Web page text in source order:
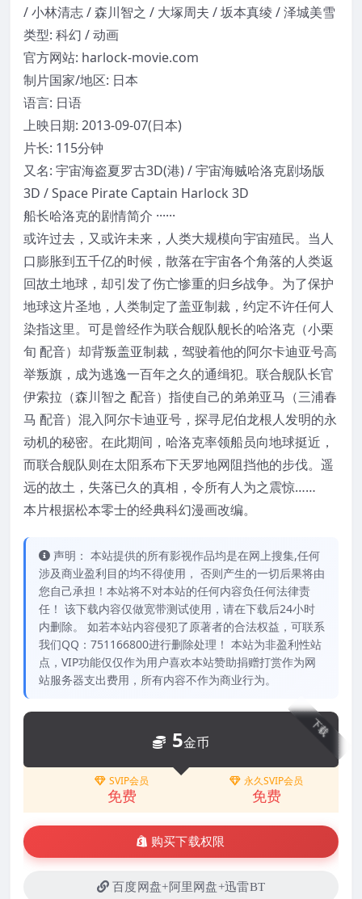
/ 小林清志 / 森川智之 / 大塚周夫 / 坂本真绫 / 泽城美雪
类型: 科幻 / 动画
官方网站: harlock-movie.com
制片国家/地区: 日本
语言: 日语
上映日期: 2013-09-07(日本)
片长: 115分钟
又名: 宇宙海盗夏罗古3D(港) / 宇宙海贼哈洛克剧场版
3D / Space Pirate Captain Harlock 3D
船长哈洛克的剧情简介 ······
或许过去，又或许未来，人类大规模向宇宙殖民。当人
口膨胀到五千亿的时候，散落在宇宙各个角落的人类返
回故土地球，却引发了伤亡惨重的归乡战争。为了保护
地球这片圣地，人类制定了盖亚制裁，约定不许任何人
染指这里。可是曾经作为联合舰队舰长的哈洛克（小栗
旬 配音）却背叛盖亚制裁，驾驶着他的阿尔卡迪亚号高
举叛旗，成为逃逸一百年之久的通缉犯。联合舰队长官
伊索拉（森川智之 配音）指使自己的弟弟亚马（三浦春
马 配音）混入阿尔卡迪亚号，探寻尼伯龙根人发明的永
动机的秘密。在此期间，哈洛克率领船员向地球挺近，
而联合舰队则在太阳系布下天罗地网阻挡他的步伐。遥
远的故土，失落已久的真相，令所有人为之震惊……
本片根据松本零士的经典科幻漫画改编。
声明： 本站提供的所有影视作品均是在网上搜集,任何
涉及商业盈利目的均不得使用， 否则产生的一切后果将由
您自己承担！本站将不对本站的任何内容负任何法律责
任！ 该下载内容仅做宽带测试使用，请在下载后24小时
内删除。 如若本站内容侵犯了原著者的合法权益，可联系
我们QQ：751166800进行删除处理！ 本站为非盈利性站
点，VIP功能仅仅作为用户喜欢本站赞助捐赠打赏作为网
站服务器支出费用，所有内容不作为商业行为。
下载
5金币
SVIP会员
免费
永久SVIP会员
免费
购买下载权限
百度网盘+阿里网盘+迅雷BT